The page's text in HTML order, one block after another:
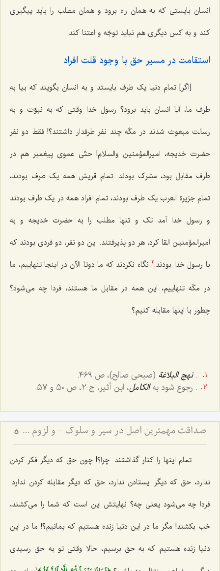
انسان بایستی که به همان راه برود و همان مطلب را باید پیگیری
کند و به کس دیگری هم نباید توجّه و اعتنا کند.
استقامت در مسیر حق با وجود قلت افراد
[اگر] تمام دنیا یک طرف بایستد و به انسان بگویند که بیا به
طرف ما، آیا انسان باید برود؟ رسول خدا وقتی که به نبوّت و به
رسالت مبعوث شدند در مکّه چند نفر طرفدار داشتند؟! فقط دو نفر
حضرت خدیجه، امیرالمؤمنین والسلام! حتّی عموی پیغمبر هم در
طرف مقابل بود، مشرک بودند. تمام قریش همه یک طرف بودند،
تمام جزیرة العرب یک طرف بودند، تمام افراد همه در یک طرف بودند
و رسول خدا آمد تک ‌و تنها مطلب را به حضرت خدیجه و به
امیرالمؤمنین القا کرد، هر دو پذیرفتند. این دو نفر، دو فردی بودند که
با رسول خدا بودند.2نگاه نکردند که ما دوتا الآن در اینجا تنهاییم، ما
در مکّه تنهاییم، این همه در مقابل ما هستند، فردا چه می‌شود؟
چطور با اینها مقابله کنیم؟
.نهج البلاغة (صبحی صالح)، ص 469.
. رجوع شود بهالکامل، ابن أثیر، ج 2، ص 50 و 57.
صداقت مهمترین اصل در سیر و سلوک - و لزوم استقامت در مسیر حق 5
تمام اینها را کنار گذاشتند. چرا؟! چون حق که دیگر فکر کردن
ندارد، حق که دیگر ایستادن ندارد، حق که دیگر مقابله کردن ندارد.
فردا چه می‌شود یعنی چه؟ نهایتش این است که شما را می‌کشند،
خب بکشند! مگر ما در این دنیا زنده هستیم که بمانیم؟! ما در این
دنیا زنده هستیم که به حق برسیم، حالا وقتی تو به حق رسیدی
1